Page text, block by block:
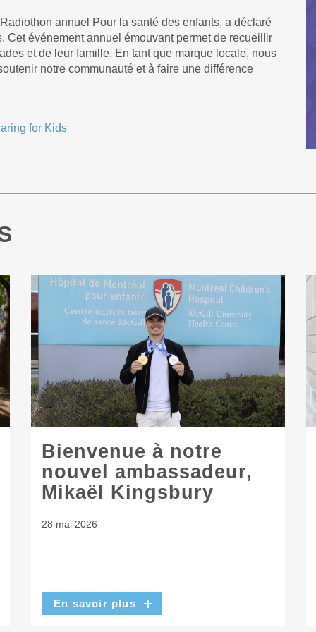
annuel Pour la santé des enfants, a déclaré
Cet événement annuel émouvant permet de recueillir
et de leur famille. En tant que marque locale, nous
notre communauté et à faire une différence
Bienvenue à notre
nouvel ambassadeur,
Mikaël Kingsbury
28 mai 2026
En savoir plus